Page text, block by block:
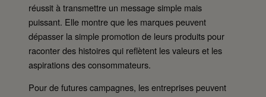
réussit à transmettre un message simple mais
puissant. Elle montre que les marques peuvent
dépasser la simple promotion de leurs produits pour
raconter des histoires qui reflètent les valeurs et les
aspirations des consommateurs.
Pour de futures campagnes, les entreprises peuvent